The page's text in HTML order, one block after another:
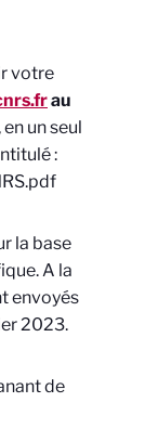
votre
au
, en un seul
:
la base
A la
envoyés
2023.
de